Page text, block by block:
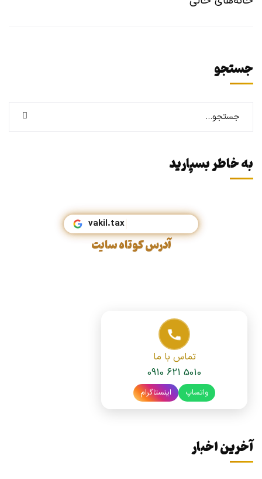
جستجو
به خاطر بسپارید
vakil.t
آدرس کوتاه سایت
تماس با ما
0910 621 5010
واتساپ اینستاگرام
آخرین اخبار